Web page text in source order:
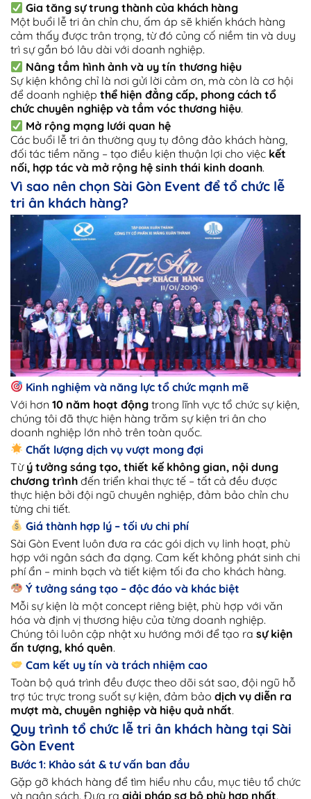
Gia tăng sự trung thành của khách hàng
Một buổi lễ tri ân chỉn chu, ấm áp sẽ khiến khách hàng
cảm thấy được trân trọng, từ đó củng cố niềm tin và duy
trì sự gắn bó lâu dài với doanh nghiệp.
Nâng tầm hình ảnh và uy tín thương hiệu
Sự kiện không chỉ là nơi gửi lời cảm ơn, mà còn là cơ hội
để doanh nghiệp thể hiện đẳng cấp, phong cách tổ
chức chuyên nghiệp và tầm vóc thương hiệu.
Mở rộng mạng lưới quan hệ
Các buổi lễ tri ân thường quy tụ đông đảo khách hàng,
đối tác tiềm năng – tạo điều kiện thuận lợi cho việc kết
nối, hợp tác và mở rộng hệ sinh thái kinh doanh.
Vì sao nên chọn Sài Gòn Event để tổ chức lễ
tri ân khách hàng?
Kinh nghiệm và năng lực tổ chức mạnh mẽ
Với hơn 10 năm hoạt động trong lĩnh vực tổ chức sự kiện,
chúng tôi đã thực hiện hàng trăm sự kiện tri ân cho
doanh nghiệp lớn nhỏ trên toàn quốc.
Chất lượng dịch vụ vượt mong đợi
Từ ý tưởng sáng tạo, thiết kế không gian, nội dung
chương trình đến triển khai thực tế – tất cả đều được
thực hiện bởi đội ngũ chuyên nghiệp, đảm bảo chỉn chu
từng chi tiết.
Giá thành hợp lý – tối ưu chi phí
Sài Gòn Event luôn đưa ra các gói dịch vụ linh hoạt, phù
hợp với ngân sách đa dạng. Cam kết không phát sinh chi
phí ẩn – minh bạch và tiết kiệm tối đa cho khách hàng.
Ý tưởng sáng tạo – độc đáo và khác biệt
Mỗi sự kiện là một concept riêng biệt, phù hợp với văn
hóa và định vị thương hiệu của từng doanh nghiệp.
Chúng tôi luôn cập nhật xu hướng mới để tạo ra sự kiện
ấn tượng, khó quên.
Cam kết uy tín và trách nhiệm cao
Toàn bộ quá trình đều được theo dõi sát sao, đội ngũ hỗ
trợ túc trực trong suốt sự kiện, đảm bảo dịch vụ diễn ra
mượt mà, chuyên nghiệp và hiệu quả nhất.
Quy trình tổ chức lễ tri ân khách hàng tại Sài
Gòn Event
Bước 1: Khảo sát & tư vấn ban đầu
Gặp gỡ khách hàng để tìm hiểu nhu cầu, mục tiêu tổ chức
và ngân sách. Đưa ra giải pháp sơ bộ phù hợp nhất.